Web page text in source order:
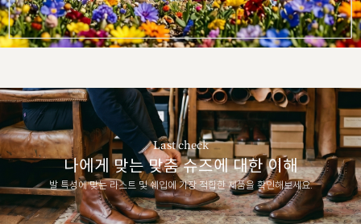
Last check
나에게 맞는 맞춤 슈즈에 대한 이해
발 특성에 맞는 라스트 및 쉐입에 가장 적합한 제품을 확인해보세요.